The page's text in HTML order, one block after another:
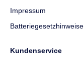
Impressum
Batteriegesetzhinweise
Kundenservice